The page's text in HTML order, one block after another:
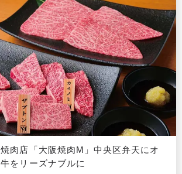
肉店「大阪焼肉M」中央区弁天にオ
をリーズナブルに